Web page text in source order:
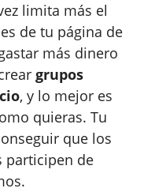
limita más el
de tu página de
más dinero
grupos
, y lo mejor es
quieras. Tu
que los
participen de